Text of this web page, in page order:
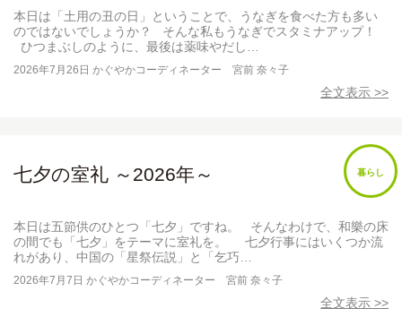
本日は「土用の丑の日」ということで、うなぎを食べた方も多い
のではないでしょうか？ そんな私もうなぎでスタミナアップ！
ひつまぶしのように、最後は薬味やだし…
2026年7月26日 かぐやかコーディネーター 宮前 奈々子
全文表示 >>
暮らし
七夕の室礼 ～2026年～
本日は五節供のひとつ「七夕」ですね。 そんなわけで、和樂の床
の間でも「七夕」をテーマに室礼を。 七夕行事にはいくつか流
れがあり、中国の「星祭伝説」と「乞巧…
2026年7月7日 かぐやかコーディネーター 宮前 奈々子
全文表示 >>